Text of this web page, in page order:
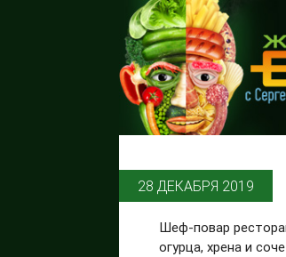
28 ДЕКАБРЯ 2019
Шеф-повар
огурца, хрена и